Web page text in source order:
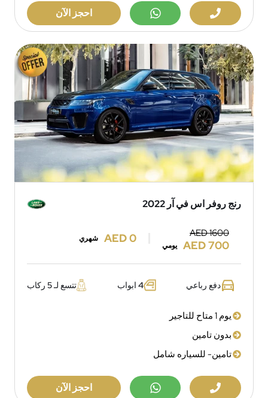
احجز الآن
رنج روفر اس في آر 2022
AED 1600
AED 700 يومي
AED 0 شهري
دفع رباعي 4 ابواب تتسع لـ 5 ركاب
يوم 1 متاح للتاجير
بدون تامين
تامين- للسياره شامل
احجز الآن